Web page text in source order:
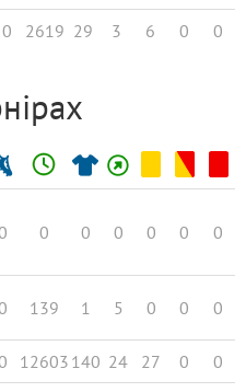
0 2619 29 3 6 0 0
0 0 0 0 0 0
139 1 5 0 0 0
12603 140 24 27 0
0